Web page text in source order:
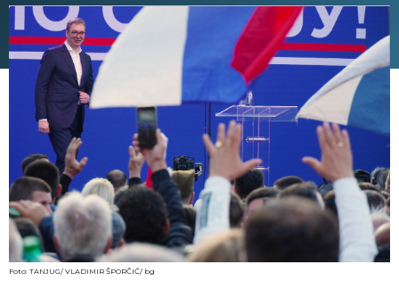
Foto: TANJUG/ VLADIMIR ŠPORČIĆ/ bg